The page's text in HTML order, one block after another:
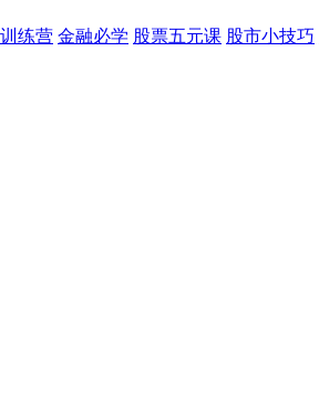
练营 金融必学 股票五元课 股市小技巧